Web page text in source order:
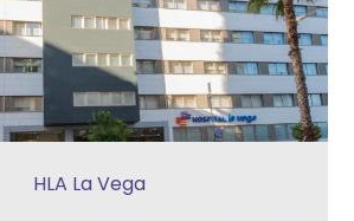
HLA La Vega